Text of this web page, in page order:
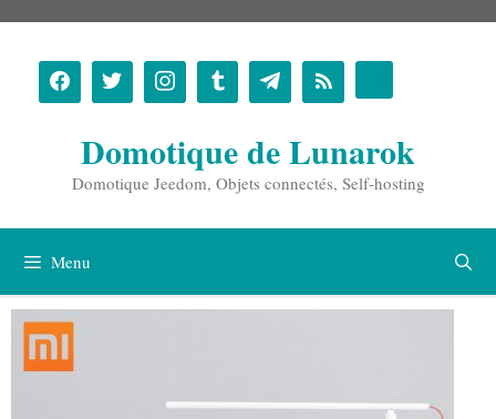
contenu
Domotique de Lunarok
Domotique Jeedom, Objets connectés, Self-hosting
Menu